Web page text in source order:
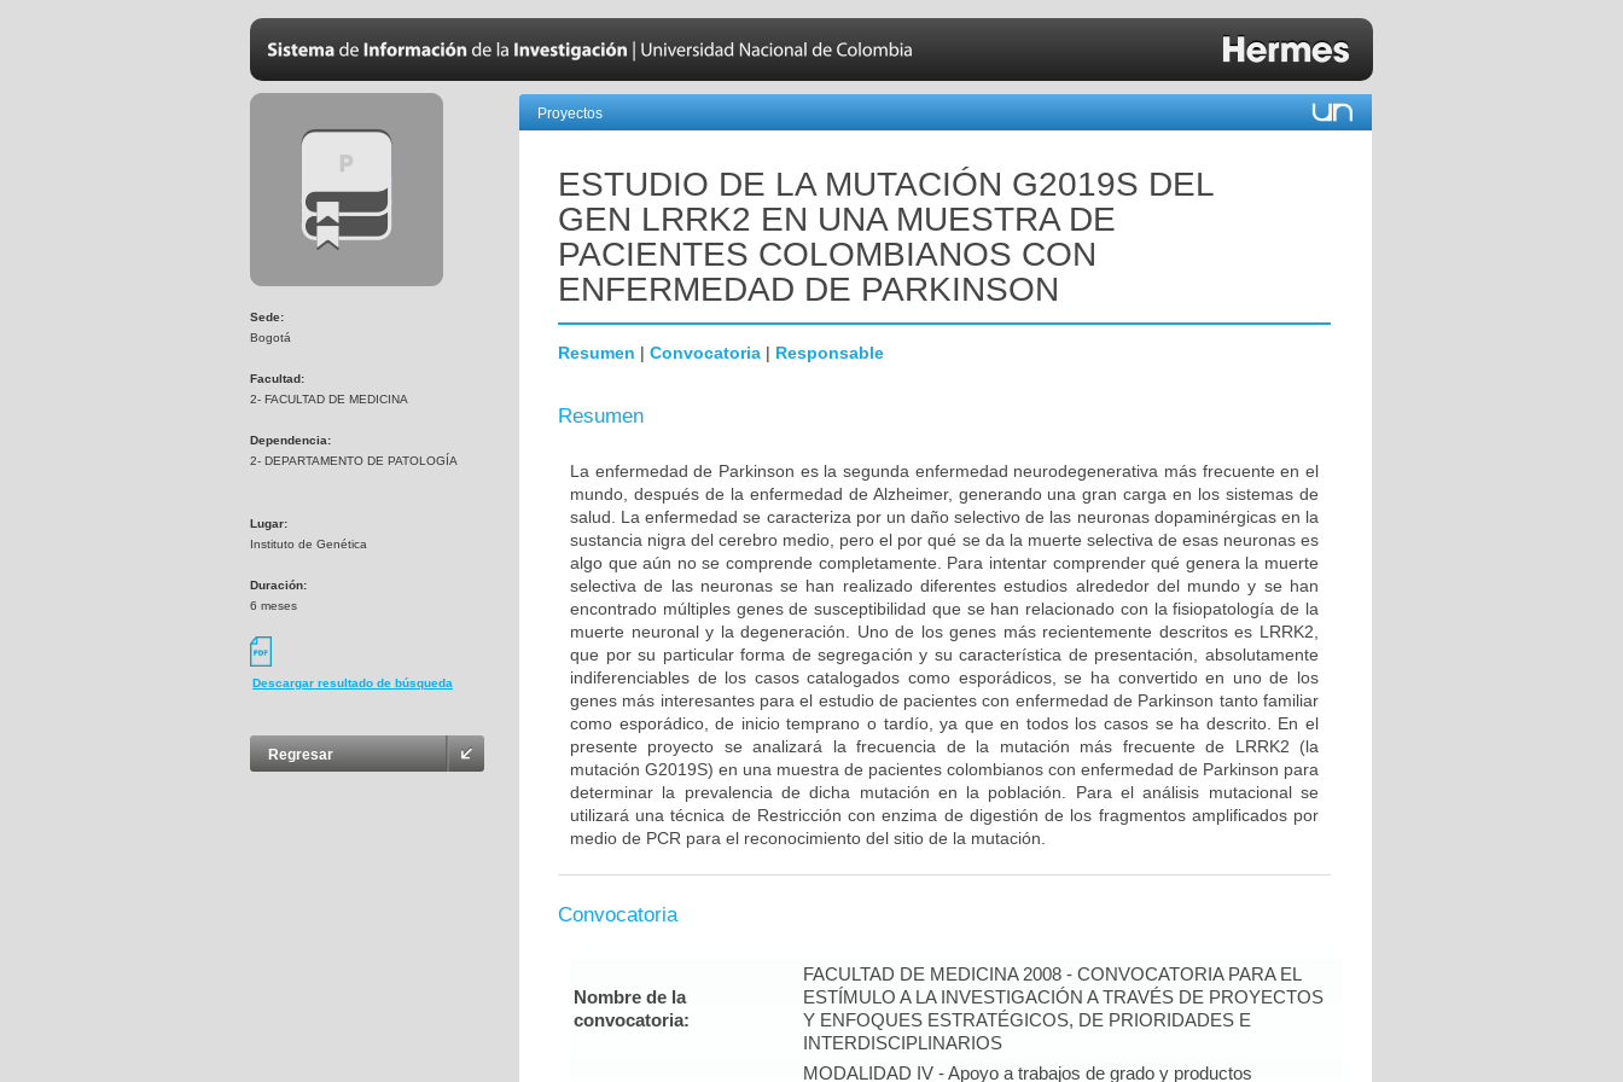
Sede:
Bogotá
Facultad:
2- FACULTAD DE MEDICINA
Dependencia:
2- DEPARTAMENTO DE PATOLOGÍA
Lugar:
Instituto de Genética
Duración:
6 meses
Descargar resultado de búsqueda
Regresar
Proyectos
ESTUDIO DE LA MUTACIÓN G2019S DEL
GEN LRRK2 EN UNA MUESTRA DE
PACIENTES COLOMBIANOS CON
ENFERMEDAD DE PARKINSON
Resumen | Convocatoria | Responsable
Resumen
La enfermedad de Parkinson es la segunda enfermedad neurodegenerativa más frecuente en el
mundo, después de la enfermedad de Alzheimer, generando una gran carga en los sistemas de
salud. La enfermedad se caracteriza por un daño selectivo de las neuronas dopaminérgicas en la
sustancia nigra del cerebro medio, pero el por qué se da la muerte selectiva de esas neuronas es
algo que aún no se comprende completamente. Para intentar comprender qué genera la muerte
selectiva de las neuronas se han realizado diferentes estudios alrededor del mundo y se han
encontrado múltiples genes de susceptibilidad que se han relacionado con la fisiopatología de la
muerte neuronal y la degeneración. Uno de los genes más recientemente descritos es LRRK2,
que por su particular forma de segregación y su característica de presentación, absolutamente
indiferenciables de los casos catalogados como esporádicos, se ha convertido en uno de los
genes más interesantes para el estudio de pacientes con enfermedad de Parkinson tanto familiar
como esporádico, de inicio temprano o tardío, ya que en todos los casos se ha descrito. En el
presente proyecto se analizará la frecuencia de la mutación más frecuente de LRRK2 (la
mutación G2019S) en una muestra de pacientes colombianos con enfermedad de Parkinson para
determinar la prevalencia de dicha mutación en la población. Para el análisis mutacional se
utilizará una técnica de Restricción con enzima de digestión de los fragmentos amplificados por
medio de PCR para el reconocimiento del sitio de la mutación.
Convocatoria
Nombre de la
convocatoria:
FACULTAD DE MEDICINA 2008 - CONVOCATORIA PARA EL
ESTÍMULO A LA INVESTIGACIÓN A TRAVÉS DE PROYECTOS
Y ENFOQUES ESTRATÉGICOS, DE PRIORIDADES E
INTERDISCIPLINARIOS
MODALIDAD IV - Apoyo a trabajos de grado y productos